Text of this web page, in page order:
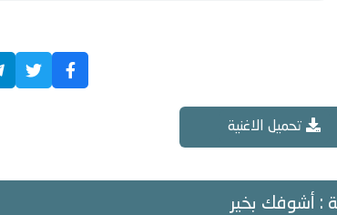
تحميل الاغنية
: أشوفك بخير